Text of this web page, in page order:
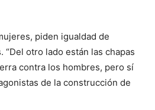
piden igualdad de
otro lado están las chapas
contra los hombres, pero sí
de la construcción de